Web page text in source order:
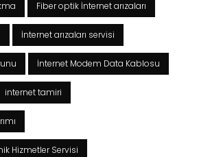
Fiber optik İnternet arızaları
İnternet arızaları servisi
İnternet Modem Data Kablosu
internet tamiri
Hizmetler Servisi